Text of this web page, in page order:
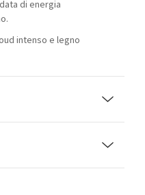
di energia
intenso e legno